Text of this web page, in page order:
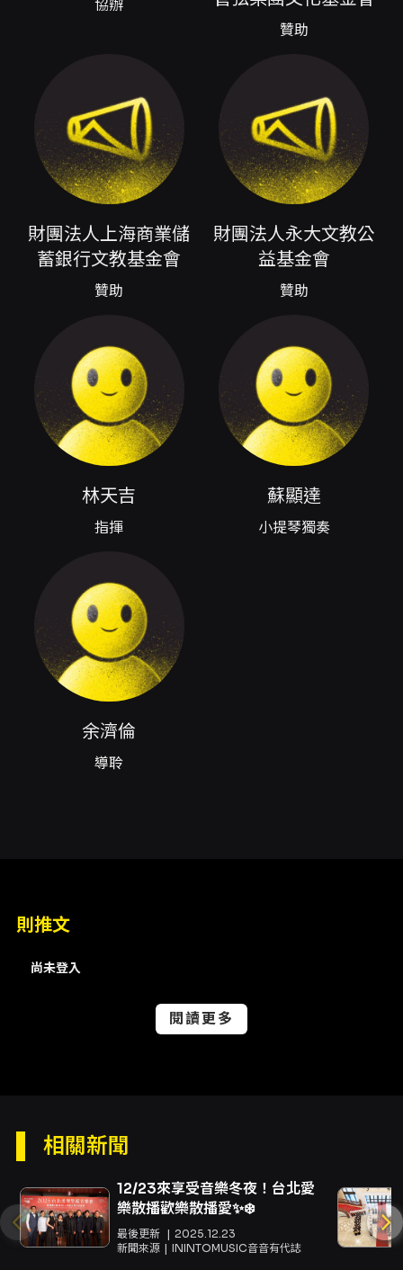
大聽眾之間的距離，使不同世代的觀眾皆能在音
樂中找到共鳴。本場音樂會由台北愛樂管弦樂團
目選曲兼顧辨識度與情感張力，從雅俗共賞的進
行曲、電影金曲串燒、到具濃郁時代感的序曲及
小提琴獨奏曲目，整體節奏張弛有度、層次分
明。曲目列有約翰威廉斯的《奧林匹克鼓號
曲》、艾爾加的《威風凜凜進行曲》、鮑元愷之
《台灣音畫選曲》、樊德生改編的80年代電影金
曲精選組曲（包含《鹿港小鎮》《小城故事》
《我的未來不是夢》）、蕭斯塔可維奇的《慶典
序曲》、奧芬巴哈的《天堂與地獄序曲》等，節
目結構兼具戲劇性與親切感，既能滿足對古典曲
蘇顯達親自擔綱的小提琴獨奏演出。節目資料提
及蘇顯達教授擔綱兩首小提琴協奏曲之獨奏演
出，演出曲目中亦標示由蘇顯達演出的沙拉沙泰
《流浪者之歌》與翁清溪編曲的《月亮代表我的
心》。蘇顯達以其深厚的演奏功力與細膩的詮
釋，將在樂團伴奏下呈現獨奏與合奏之間的精緻
對話，透過音色控制與情感鋪陳，引領觀眾深入
曲目內在的情緒流動，呈現既華麗又動人的音樂
畫面。 指揮林天吉擔綱本場演出，將負責統籌樂
團整體音色與詮釋方向。演出並安排導聆，由余
情感脈絡。此種演出模式兼具專業深度與親和
性，適合追求高水準音樂呈現的樂迷，也適合希
望藉由導聆建立聆聽習慣的新觀眾。 演出理念強
調「古典音樂大眾化」與「音樂平權」，本場特
別提出「跨越濁水溪 / 致敬鄧麗君」的主軸，結
合部分帶有在地特色或普及文化元素的編曲與曲
目選擇，企圖以交響樂的力量連結不同世代與區
域的文化記憶。台北愛樂管弦樂團長期致力於音
樂推廣與國際交流，透過此類兼具藝術性與親和
力的節目，延伸古典音樂在社會中的影響力。對
之，《台北愛樂經典饗宴》在曲目安排、獨奏焦
民導覽的古典音樂盛會，適合希望在音樂廳感受
1,600、2,000、2,500、3,000、3,600元。
- 退換票最遲須於演出前10天辦理，需酌收票價
10%手續費，逾期恕不受理。換票視同退票，需
退票後重新購買。 - 退票申請方式請依購票通路
辦理： - 以信用卡、行動支付、文化幣全額支付
購票：請使用OPENTIX線上退訂單功能於會員
訂單紀錄內操作；系統每日23:30-00:00為結算
協辦
贊助
財團法人上海商業儲
蓄銀行文教基金會
贊助
財團法人永大文教公
益基金會
贊助
林天吉
指揮
蘇顯達
小提琴獨奏
余濟倫
導聆
則推文
尚未登入
閱讀更多
相關新聞
12/23來享受音樂冬夜！台北愛
樂散播歡樂散播愛✨❄️
最後更新
2025.12.23
新聞來源
ININTOMUSIC音音有代誌